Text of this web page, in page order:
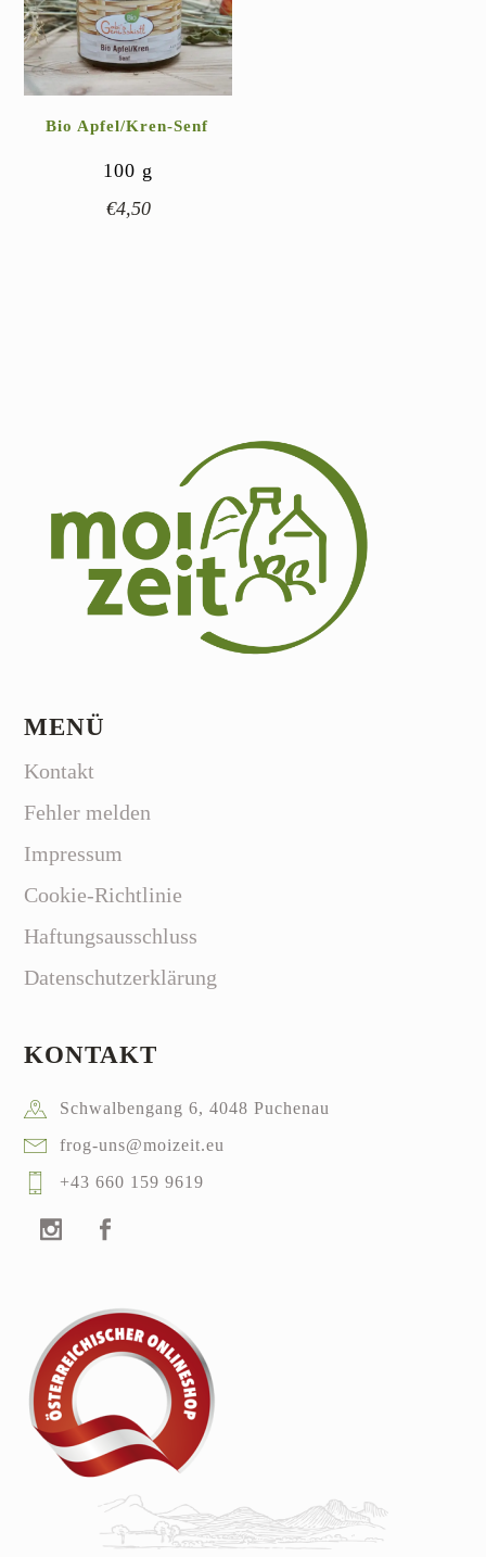
Bio Apfel/Kren-Senf
100 g
€4,50
MENÜ
Kontakt
Fehler melden
Impressum
Cookie-Richtlinie
Haftungsausschluss
Datenschutzerklärung
KONTAKT
Schwalbengang 6, 4048 Puchenau
frog-uns@moizeit.eu
+43 660 159 9619